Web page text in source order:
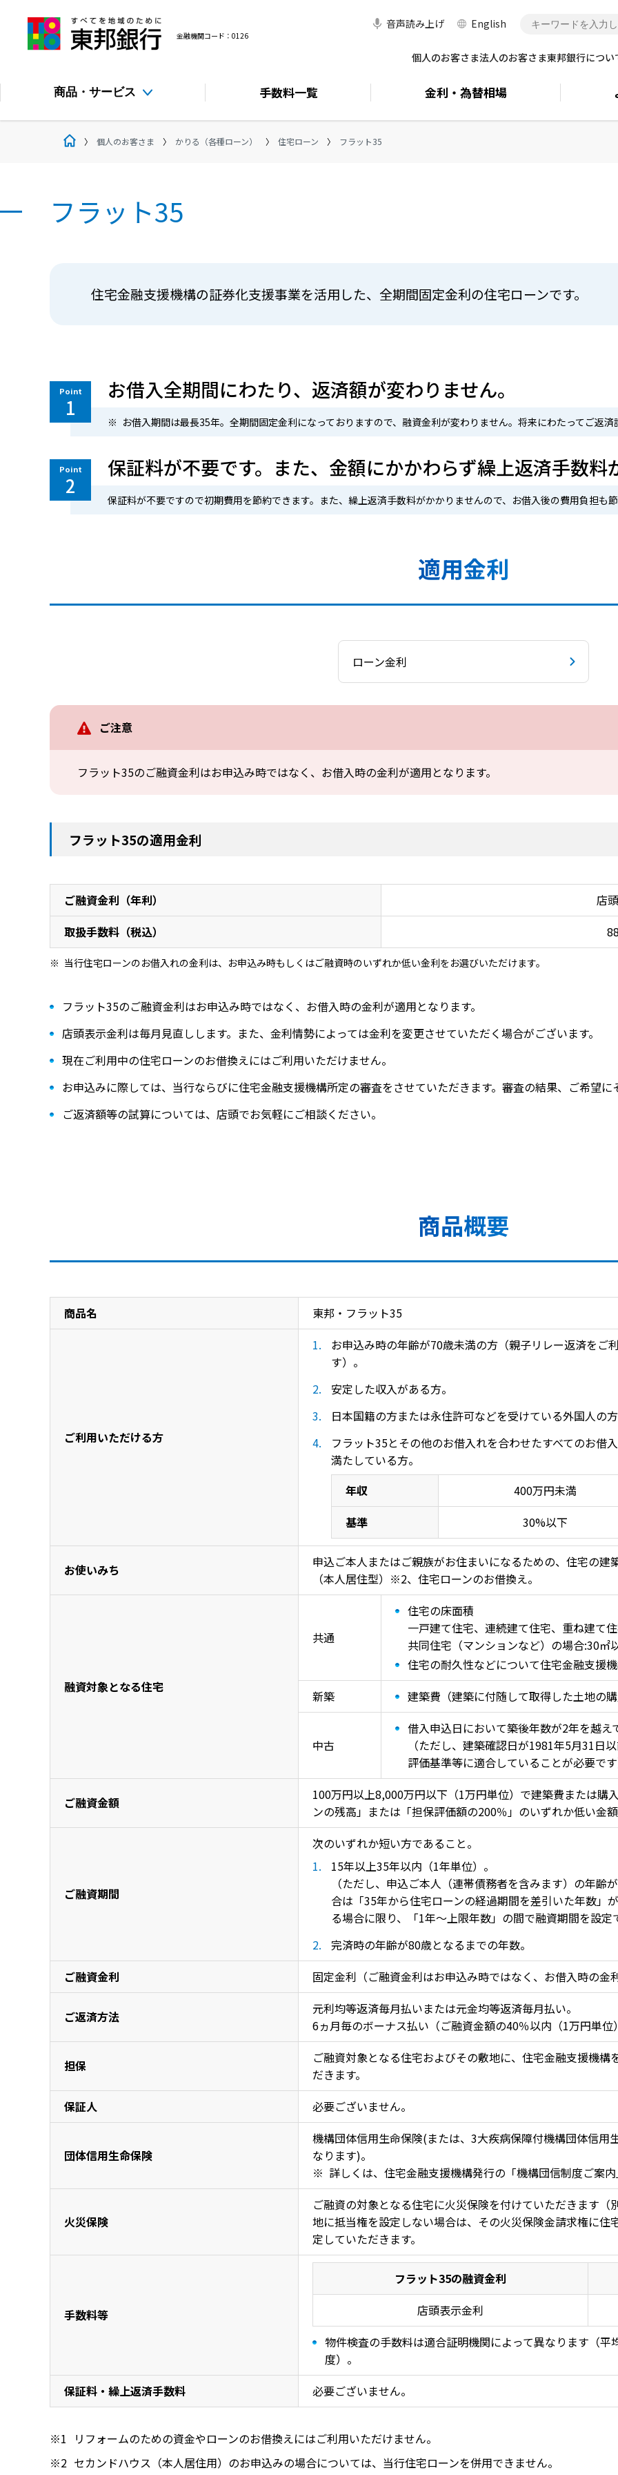
金融機関コード：0126
商品・サービス 手数料一覧 金利・ 為替相場
English
音声読み上げ
個人のお客さま法人のお客さま東邦銀行につい
個人のお客さま かりる（各種ローン） 住宅ローン フラット35
フラット35
住宅金融支援機構の証券化支援事業を活用した、全期間固定金利の住宅ローンです。
Point
1
お借入全期間にわたり、返済額が変わりません。
お借入期間は最長35年。全期間固定金利になっておりますので、融資金利が変わりません。将来にわたってご返済
Point
2
保証料が不要です。また、金額にかかわらず繰上返済手数料
保証料が不要ですので初期費用を節約できます。また、繰上返済手数料がかかりませんので、お借入後の費用負担も節
適用金利
ローン金利
ご注意
フラット35のご融資金利はお申込み時ではなく、お借入時の金利が適用となります。
フラット35の適用金利
フラット35の適用金利
ご融資金利（年利）
店
取扱手数料（税込）
当行住宅ローンのお借入れの金利は、お申込み時もしくはご融資時のいずれか低い金利をお選びいただけます。
フラット35のご融資金利はお申込み時ではなく、お借入時の金利が適用となります。
店頭表示金利は毎月見直しします。また、金利情勢によっては金利を変更させていただく場合がございます。
現在ご利用中の住宅ローンのお借換えにはご利用いただけません。
お申込みに際しては、当行ならびに住宅金融支援機構所定の審査をさせていただきます。審査の結果、ご希望に
ご返済額等の試算については、店頭でお気軽にご相談ください。
商品概要
商品概要
商品名 東邦・フラット35
ご利用いただける方
お申込み時の年齢が70歳未満の方（親子リレー返済をご
す）。
安定した収入がある方。
日本国籍の方または永住許可などを受けている外国人の方
フラット35とその他のお借入れを合わせたすべてのお借
満たしている方。
年間返済額の基準割合
年収 400万円未満
基準
30%以下
お使いみち
申込ご本人またはご親族がお住まいになるための、住宅の
（本人居住型）※2、住宅ローンのお借換え。
融資対象となる住宅
共通
住宅の床面積
一戸建て住宅、連続建て住宅、重ね建て
共同住宅（マンションなど）の場合:30㎡
住宅の耐久性などについて住宅金融支援
新築
建築費（建築に付随して取得した土地の購
中古
借入申込日において築後年数が2年を越
（ただし、建築確認日が1981年5月31
評価基準等に適合していることが必要です
ご融資金額
100万円以上8,000万円以下（1万円単位）で建築費または購
ンの残高」または「担保評価額の200％」のいずれか低い金額
ご融資期間
次のいずれか短い方であること。
15年以上35年以内（1年単位）。
（ただし、申込ご本人（連帯債務者を含みます）の年
合は「35年から住宅ローンの経過期間を差引いた年数」
る場合に限り、「1年～上限年数」の間で融資期間を設定
完済時の年齢が80歳となるまでの年数。
ご融資金利
固定金利（ご融資金利はお申込み時ではなく、お借入時の金
ご返済方法
元利均等返済毎月払いまたは元金均等返済毎月払い。
6ヵ月毎のボーナス払い（ご融資金額の40％以内（1万円単位
担保
ご融資対象となる住宅およびその敷地に、住宅金融支援機
だきます。
保証人
必要ございません。
団体信用生命保険
機構団体信用生命保険(または、3大疾病保障付機構団体信用
なります)。
詳しくは、住宅金融支援機構発行の「機構団信制度ご案内
火災保険
ご融資の対象となる住宅に火災保険を付けていただきます
地に抵当権を設定しない場合は、その火災保険金請求権に
定していただきます。
手数料等
フラット35の手数料等
フラット35の融資金利
店頭表示金利
物件検査の手数料は適合証明機関によって異なります（
度）。
保証料・繰上返済手数料
必要ございません。
リフォームのための資金やローンのお借換えにはご利用いただけません。
セカンドハウス（本人居住用）のお申込みの場合については、当行住宅ローンを併用できません。